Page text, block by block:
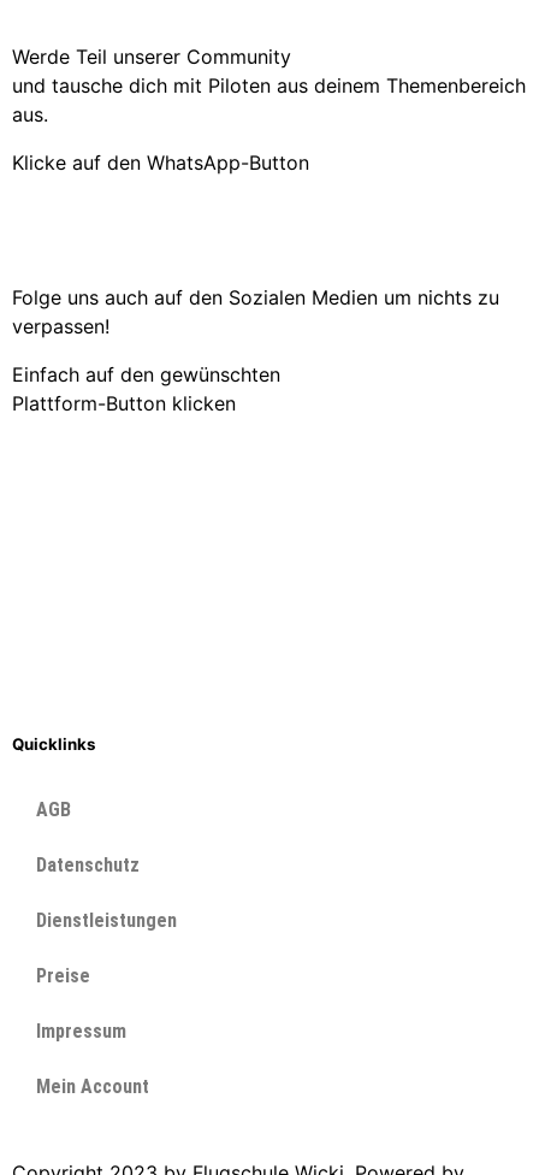
Werde Teil unserer Community
und tausche dich mit Piloten aus deinem Themenbereich
aus.
Klicke auf den WhatsApp-Button
Folge uns auch auf den Sozialen Medien um nichts zu
verpassen!
Einfach auf den gewünschten
Plattform-Button klicken
Quicklinks
AGB
Datenschutz
Dienstleistungen
Preise
Impressum
Mein Account